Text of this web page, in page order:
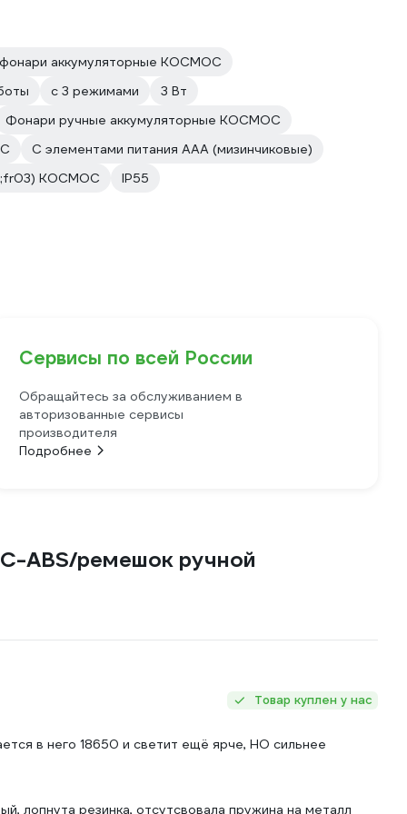
аккумуляторные КОСМОС
с 3 режимами
3 Вт
Фонари ручные аккумуляторные КОСМОС
С элементами питания AAA (мизинчиковые)
КОСМОС
IP55
Сервисы по всей России
Обращайтесь за обслуживанием в
авторизованные сервисы
производителя
Подробнее
ABS/ремешок ручной
Товар куплен у нас
в него 18650 и светит ещё ярче, НО сильнее
лопнута резинка, отсутсвовала пружина на металл